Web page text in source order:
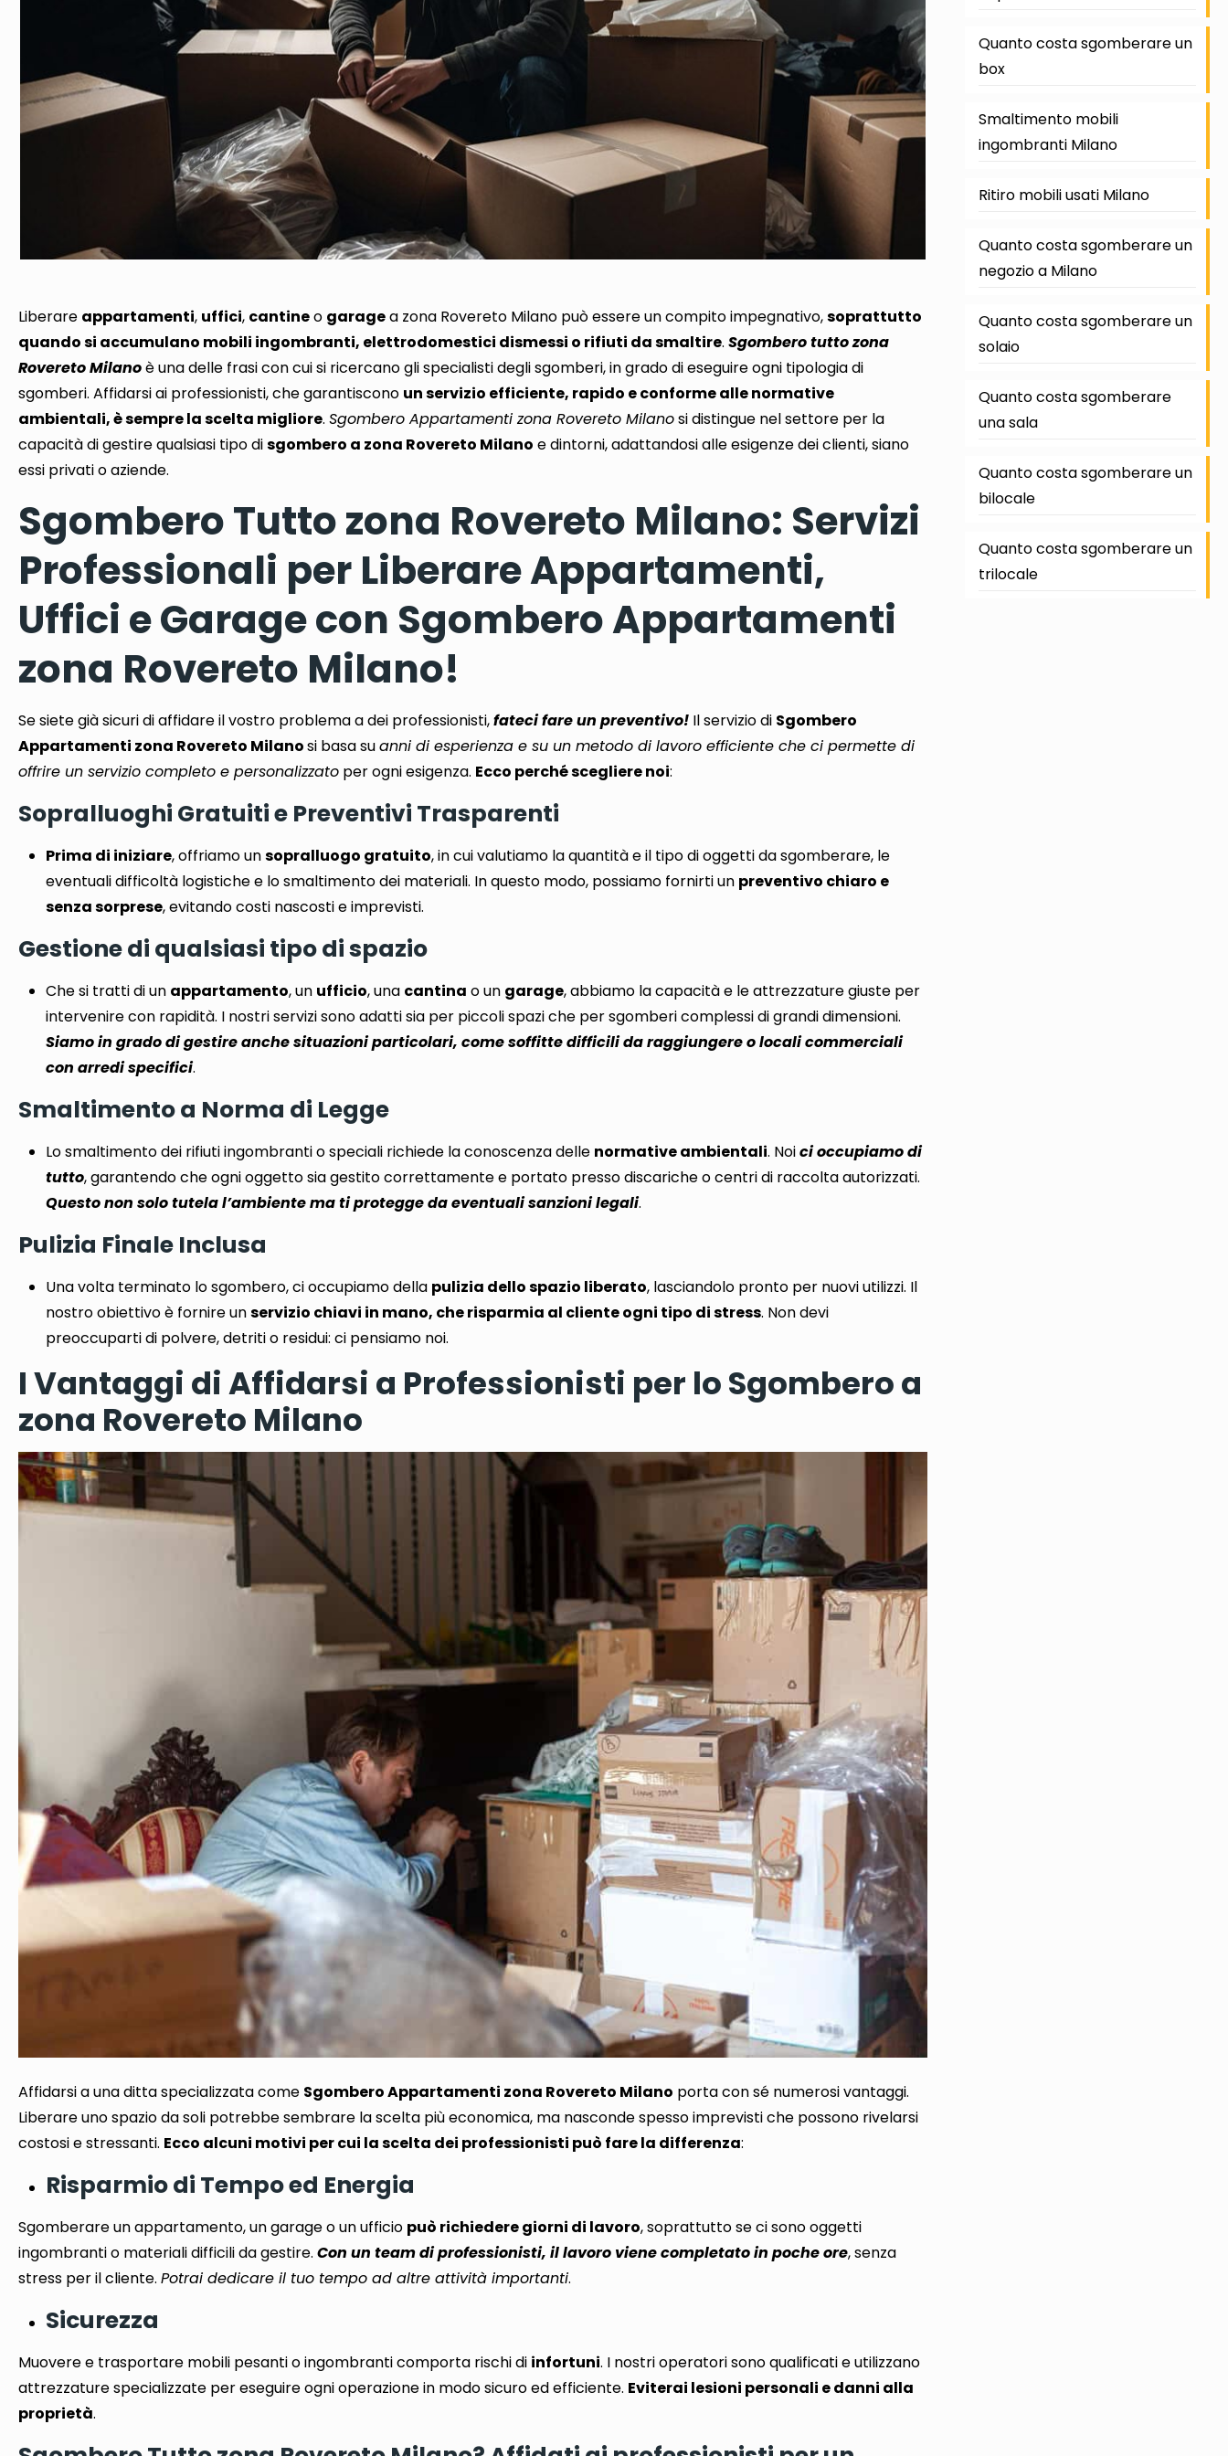
Liberare appartamenti, uffici, cantineo garagea zona Rovereto Milano può essere un compito impegnativo,soprattutto
quando si accumulano mobili ingombranti, elettrodomestici dismessi o rifiuti da smaltire.Sgombero tutto zona
Rovereto Milanoè una delle frasi con cui si ricercano gli specialisti degli sgomberi, in grado di eseguire ogni tipologia di
sgomberi.Affidarsi ai professionisti, che garantiscono un servizio efficiente, rapido e conforme alle normative
ambientali, è sempre la scelta migliore.Sgombero Appartamenti zona Rovereto Milanosi distingue nel settore per la
capacità di gestire qualsiasi tipo disgombero a zona Rovereto Milano e dintorni, adattandosi alle esigenze dei clienti, siano
essi privati ​​o aziende.
Sgombero Tutto zona Rovereto Milano: Servizi
Professionali per Liberare Appartamenti,
Uffici e Garage con Sgombero Appartamenti
zona Rovereto Milano!
Se siete già sicuri di affidare il vostro problema a dei professionisti,fateci fare un preventivo! Il servizio di Sgombero
Appartamenti zona Rovereto Milanosi basa suanni di esperienza e su un metodo di lavoro efficiente che ci permette di
offrire un servizio completo e personalizzato per ogni esigenza. Ecco perché scegliere noi:
Sopralluoghi Gratuiti e Preventivi Trasparenti
Prima di iniziare, offriamo unsopralluogo gratuito,in cui valutiamo la quantità e il tipo di oggetti da sgomberare, le
eventuali difficoltà logistiche e lo smaltimento dei materiali. In questo modo, possiamo fornirti un preventivo chiaro e
senza sorprese,evitando costi nascosti e imprevisti.
Gestione di qualsiasi tipo di spazio
Che si tratti di un appartamento, un ufficio, una cantina o un garage, abbiamo la capacità e le attrezzature giuste per
intervenire con rapidità. I nostri servizi sono adatti sia per piccoli spazi che per sgomberi complessi di grandi dimensioni.
Siamo in grado di gestire anche situazioni particolari, come soffitte difficili da raggiungere o locali commerciali
con arredi specifici.
Smaltimento a Norma di Legge
Lo smaltimento dei rifiuti ingombranti o speciali richiede la conoscenza delle normative ambientali. Noici occupiamo di
tutto, garantendo cheogni oggetto sia gestito correttamente e portato presso discaricheo centri di raccolta autorizzati.
Questo non solo tutela l’ambiente ma ti protegge da eventuali sanzioni legali.
Pulizia Finale Inclusa
Una volta terminato lo sgombero,ci occupiamo della pulizia dello spazio liberato, lasciandolo pronto per nuovi utilizzi. Il
nostro obiettivo è fornire unservizio chiavi in ​​mano, che risparmia al cliente ogni tipo di stress. Non devi
preoccuparti di polvere, detriti o residui: ci pensiamo noi.
I Vantaggi di Affidarsi a Professionisti per lo Sgombero a
zona Rovereto Milano
Affidarsi a una ditta specializzata come Sgombero Appartamenti zona Rovereto Milano porta con sé numerosi vantaggi.
Liberare uno spazio da soli potrebbe sembrare la scelta più economica, ma nasconde spesso imprevisti che possono rivelarsi
costosi e stressanti. Ecco alcuni motivi per cui la scelta dei professionisti può fare la differenza:
Risparmio di Tempo ed Energia
Sgomberare un appartamento, un garage o un ufficio può richiedere giorni di lavoro, soprattutto se ci sono oggetti
ingombranti o materiali difficili da gestire.Con un team di professionisti, il lavoro viene completato in poche ore, senza
stress per il cliente.Potrai dedicare il tuo tempo ad altre attività importanti.
Sicurezza
Muovere e trasportare mobili pesanti o ingombranti comporta rischi di infortuni. I nostri operatori sono qualificati e utilizzano
attrezzature specializzate per eseguire ogni operazione in modo sicuro ed efficiente. Eviterai lesioni personali e danni alla
proprietà.
Quanto costa sgomberare un
box
Smaltimento mobili
ingombranti Milano
Ritiro mobili usati Milano
Quanto costa sgomberare un
negozio a Milano
Quanto costa sgomberare un
solaio
Quanto costa sgomberare
una sala
Quanto costa sgomberare un
bilocale
Quanto costa sgomberare un
trilocale